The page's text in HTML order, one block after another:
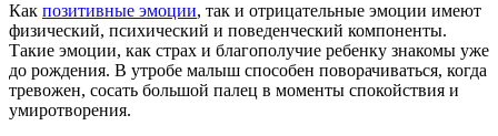
Как позитивные эмоции, так и отрицательные эмоции имеют
физический, психический и поведенческий компоненты.
Такие эмоции, как страх и благополучие ребенку знакомы уже
до рождения. В утробе малыш способен поворачиваться, когда
тревожен, сосать большой палец в моменты спокойствия и
умиротворения.